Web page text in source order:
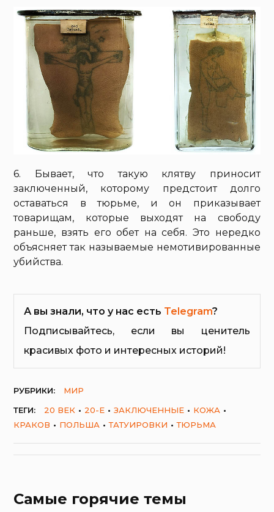
6. Бывает, что такую клятву приносит
заключенный, которому предстоит долго
оставаться в тюрьме, и он приказывает
товарищам, которые выходят на свободу
раньше, взять его обет на себя. Это нередко
объясняет так называемые немотивированные
убийства.
А вы знали, что у нас есть Telegram?
Подписывайтесь, если вы ценитель
красивых фото и интересных историй!
РУБРИКИ:
МИР
ТЕГИ:
20 ВЕК 20-Е ЗАКЛЮЧЕННЫЕ
КОЖА
КРАКОВ
ПОЛЬША ТАТУИРОВКИ ТЮРЬМА
Самые горячие темы